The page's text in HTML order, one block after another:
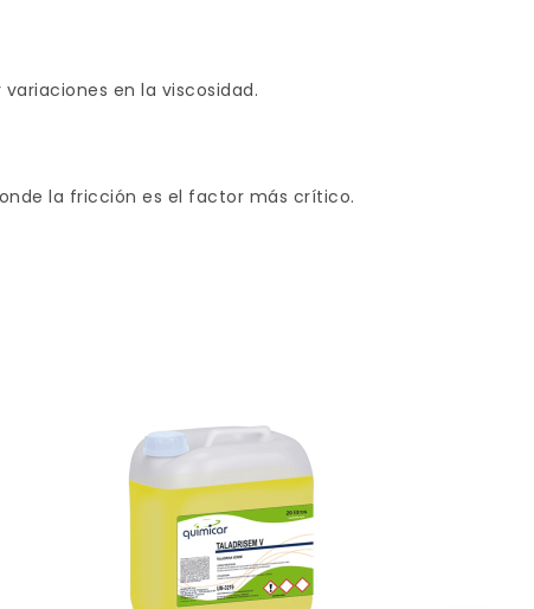
en la viscosidad.
la fricción es el factor más crítico.